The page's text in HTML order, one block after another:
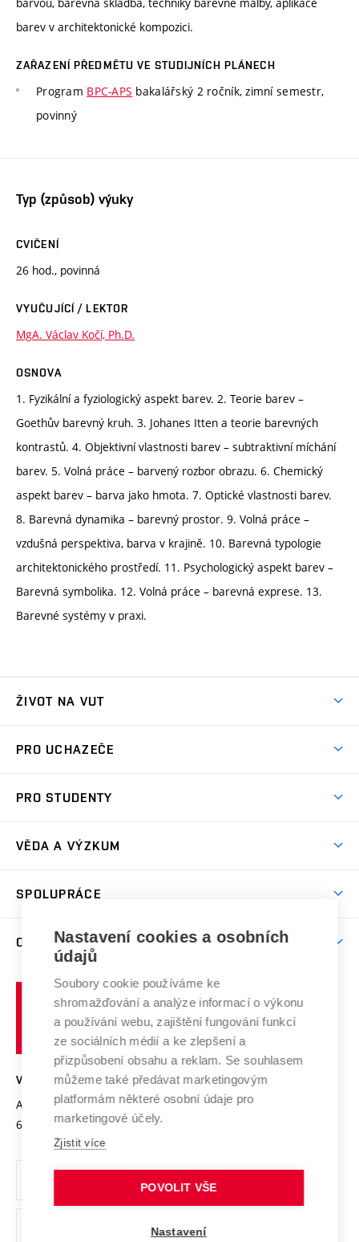
barev v architektonické kompozici.
ZAŘAZENÍ PŘEDMĚTU VE STUDIJNÍCH PLÁNECH
Program BPC-APS bakalářský 2 ročník, zimní semestr,
povinný
Typ (způsob) výuky
CVIČENÍ
26 hod., povinná
VYUČUJÍCÍ / LEKTOR
MgA. Václav Kočí, Ph.D.
OSNOVA
1. Fyzikální a fyziologický aspekt barev. 2. Teorie barev –
Goethův barevný kruh. 3. Johanes Itten a teorie barevných
kontrastů. 4. Objektivní vlastnosti barev – subtraktivní míchání
barev. 5. Volná práce – barvený rozbor obrazu. 6. Chemický
aspekt barev – barva jako hmota. 7. Optické vlastnosti barev.
8. Barevná dynamika – barevný prostor. 9. Volná práce –
vzdušná perspektiva, barva v krajině. 10. Barevná typologie
architektonického prostředí. 11. Psychologický aspekt barev –
Barevná symbolika. 12. Volná práce – barevná exprese. 13.
Barevné systémy v praxi.
ŽIVOT NA VUT
Koleje
Sport na VUT
Brno
PRO UCHAZEČE
Dny otevřených dveří
Celoživotní vzdělávání
E-přihláška
PRO STUDENTY
Harmonogram akademického roku
Závěrečné práce
Doktorské studium
Zpracování osobních údajů studentů
Sociální bezpečí
Studium bez bariér
Podpora podnikání
VĚDA A VÝZKUM
Mezinárodní vědecká rada
Systém zajišťování kvality výzkumu
Výzkumné infrastruktury
Transfer znalostí
Open Science
Projekty
Projekty ze strukturálních fondů
Specifický výzkum
SPOLUPRÁCE
Zahraniční spolupráce
Spolupráce se školami
Služby univerzity
Mezinárodní dohody
Univerzitní sítě
O UNIVERZITĚ
Profil univerzity
Udržitelná univerzita
Podnikavá univerzita / ContriBUTe
Bezpečná univerzita
Vyznamenání
Organizační struktura
Ochrana osobních údajů
učení
technické
VYSOKÉ UČENÍ TECHNICKÉ V BRNĚ
Antonínská 548/1
602 00 Brno
www.vut.cz
vut@vutbr.cz
Nastavení cookies a osobních
údajů
Soubory cookie používáme ke
shromažďování a analýze informací o výkonu
a používání webu, zajištění fungování funkcí
ze sociálních médií a ke zlepšení a
přizpůsobení obsahu a reklam. Se souhlasem
můžeme také předávat marketingovým
platformám některé osobní údaje pro
marketingové účely.
Zjistit více
POVOLIT VŠE
Nastavení